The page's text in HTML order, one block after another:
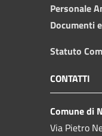
Personale
Documenti
Statuto
CONTATTI
Comune di
Via Pietro